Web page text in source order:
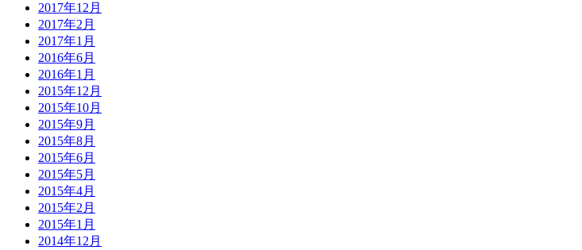
2017年12月
2017年2月
2017年1月
2016年6月
2016年1月
2015年12月
2015年10月
2015年9月
2015年8月
2015年6月
2015年5月
2015年4月
2015年2月
2015年1月
2014年12月